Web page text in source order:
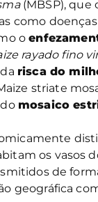
(MBSP), que
como
o
rayado fino
risca do
striate
mosaico
os vasos
de
geográfica